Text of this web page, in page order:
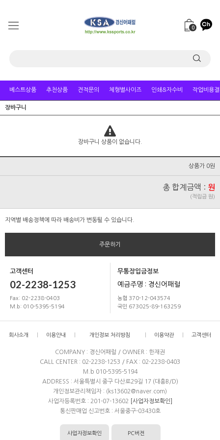
0
베스트상품 추천상품 견적문의 체형별사이즈 인쇄&자수비 작업비용
장바구니
장바구니 상품이 없습니다.
상품가 0원
총 합계금액 : 원
(적립금 원)
지역별 배송정책에 따라 배송비가 변동될 수 있습니다.
주문하기
고객센터
02-2238-1253
Fax: 02-2238-0403
M.b: 010-5395-5194
무통장입금정보
예금주명 : 경신어패럴
농협 370-12-043574
국민 673025-89-163259
회사소개 이용안내 개인정보 처리방침 이용약관 고객센터
COMPANY : 경신어패럴 / OWNER : 한재권
CALL CENTER : 02-2238-1253 / FAX : 02-2238-0403
M.b 010-5395-5194
ADDRESS : 서울특별시 중구 다산로29길 17 (대흥B/D)
개인정보관리책임자 : (ks13602@naver.com)
사업자등록번호 : 201-07-13602
[사업자정보확인]
통신판매업 신고번호 : 서울중구-03430호
사업자정보확인 PC버전